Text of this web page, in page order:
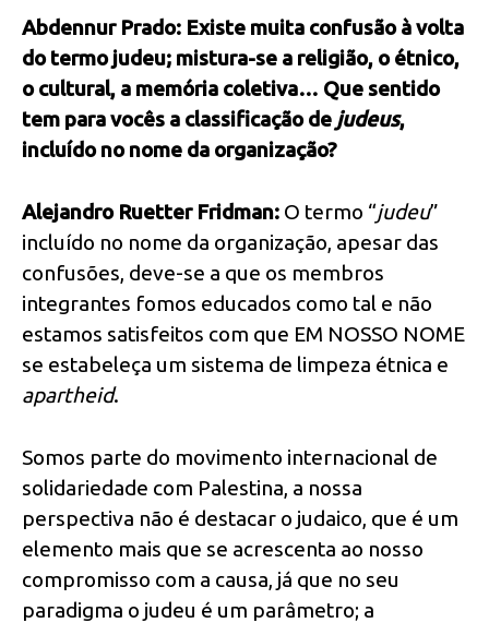
Abdennur Prado: Existe muita confusão à volta
do termo judeu; mistura-se a religião, o étnico,
o cultural, a memória coletiva… Que sentido
tem para vocês a classificação de judeus,
incluído no nome da organização?
Alejandro Ruetter Fridman: O termo “judeu”
incluído no nome da organização, apesar das
confusões, deve-se a que os membros
integrantes fomos educados como tal e não
estamos satisfeitos com que EM NOSSO NOME
se estabeleça um sistema de limpeza étnica e
apartheid.
Somos parte do movimento internacional de
solidariedade com Palestina, a nossa
perspectiva não é destacar o judaico, que é um
elemento mais que se acrescenta ao nosso
compromisso com a causa, já que no seu
paradigma o judeu é um parâmetro; a